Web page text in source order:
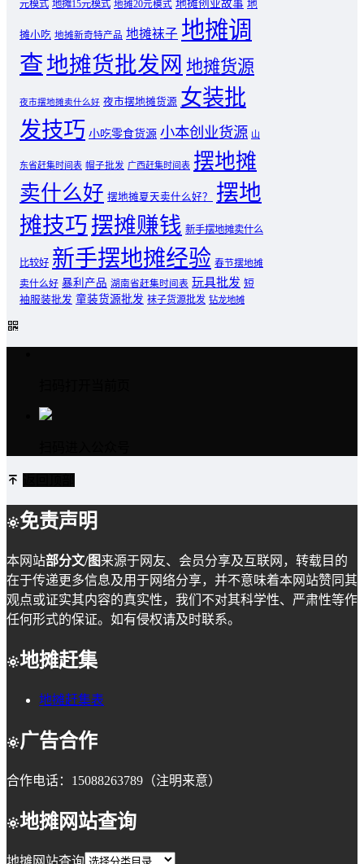
元模式 地摊15元模式 地摊20元模式 地摊创业故事 地
摊小吃 地摊新奇特产品 地摊袜子 地摊调
查地摊货批发网 地摊货源
夜市摆地摊卖什么好 夜市摆地摊货源 女装批
发技巧 小吃零食货源 小本创业货源 山
东省赶集时间表 帽子批发 广西赶集时间表 摆地摊
卖什么好 摆地摊夏天卖什么好？
摆地
摊技巧 摆摊赚钱 新手摆地摊卖什么
比较好 新手摆地摊经验 春节摆地摊
卖什么好 暴利产品 湖南省赶集时间表 玩具批发 短
袖服装批发 童装货源批发 袜子货源批发 钻龙地摊
免责声明
本网站部分文/图来源于网友、会员分享及互联网，转载目的
在于传递更多信息及用于网络分享，并不意味着本网站赞同其
观点或证实其内容的真实性，我们不对其科学性、严肃性等作
任何形式的保证。如有侵权请及时联系。
地摊赶集
地摊赶集表
广告合作
合作电话：15088263789（注明来意）
地摊网站查询
地摊网站查询